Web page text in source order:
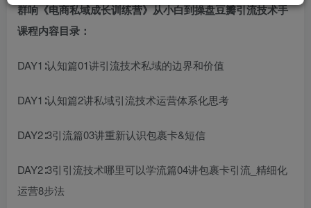
群响《电商私域成长训练营》从小白到操盘豆瓣引流技术手
课程内容目录：
DAY1∶认知篇01讲引流技术私域的边界和价值
DAY1∶认知篇2讲私域引流技术运营体系化思考
DAY2∶3引流篇03讲重新认识包裹卡&短信
DAY2∶3引引流技术哪里可以学流篇04讲包裹卡引流_精细化
运营8步法